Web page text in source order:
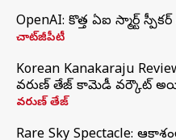
OpenAI: కొత్త ఏఐ స్మార్ట్
చాట్‌జీపీటీ
Korean Kanakaraju
వరుణ్ తేజ్ కామెడీ వర్కౌట్
వరుణ్ తేజ్
Rare Sky Spectacle: